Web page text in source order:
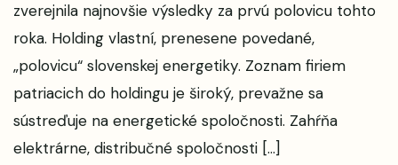
zverejnila najnovšie výsledky za prvú polovicu tohto
roka. Holding vlastní, prenesene povedané,
„polovicu“ slovenskej energetiky. Zoznam firiem
patriacich do holdingu je široký, prevažne sa
sústreďuje na energetické spoločnosti. Zahŕňa
elektrárne, distribučné spoločnosti […]